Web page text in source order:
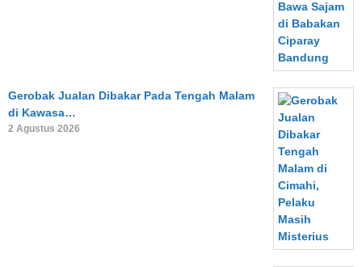
Gerobak Jualan Dibakar Pada Tengah Malam
di Kawasa…
2 Agustus 2026